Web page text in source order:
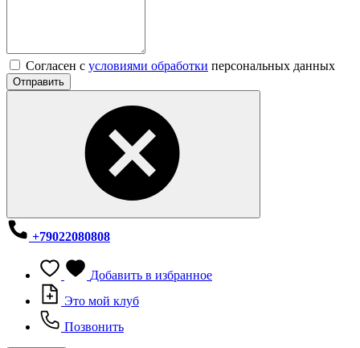
Согласен с условиями обработки персональных данных
Отправить
+79022080808
Добавить в избранное
Это мой клуб
Позвонить